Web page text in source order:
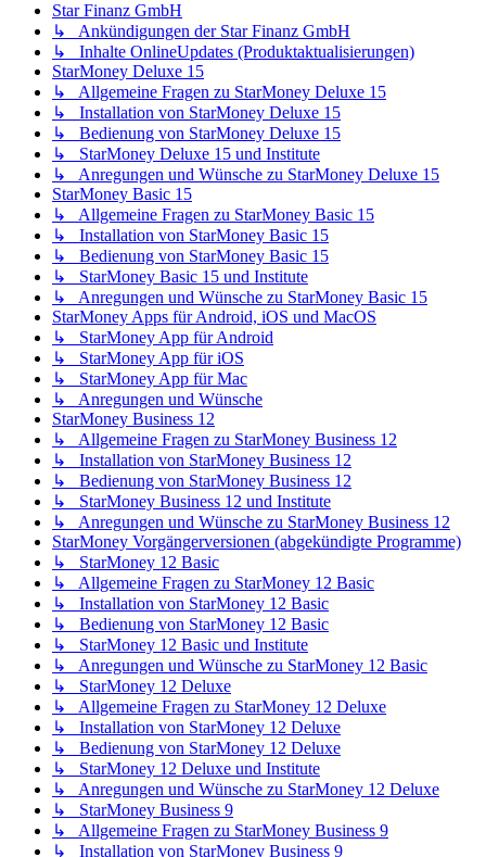
Star Finanz GmbH
↳ Ankündigungen der Star Finanz GmbH
↳ Inhalte OnlineUpdates (Produktaktualisierungen)
StarMoney Deluxe 15
↳ Allgemeine Fragen zu StarMoney Deluxe 15
↳ Installation von StarMoney Deluxe 15
↳ Bedienung von StarMoney Deluxe 15
↳ StarMoney Deluxe 15 und Institute
↳ Anregungen und Wünsche zu StarMoney Deluxe 15
StarMoney Basic 15
↳ Allgemeine Fragen zu StarMoney Basic 15
↳ Installation von StarMoney Basic 15
↳ Bedienung von StarMoney Basic 15
↳ StarMoney Basic 15 und Institute
↳ Anregungen und Wünsche zu StarMoney Basic 15
StarMoney Apps für Android, iOS und MacOS
↳ StarMoney App für Android
↳ StarMoney App für iOS
↳ StarMoney App für Mac
↳ Anregungen und Wünsche
StarMoney Business 12
↳ Allgemeine Fragen zu StarMoney Business 12
↳ Installation von StarMoney Business 12
↳ Bedienung von StarMoney Business 12
↳ StarMoney Business 12 und Institute
↳ Anregungen und Wünsche zu StarMoney Business 12
StarMoney Vorgängerversionen (abgekündigte Programme)
↳ StarMoney 12 Basic
↳ Allgemeine Fragen zu StarMoney 12 Basic
↳ Installation von StarMoney 12 Basic
↳ Bedienung von StarMoney 12 Basic
↳ StarMoney 12 Basic und Institute
↳ Anregungen und Wünsche zu StarMoney 12 Basic
↳ StarMoney 12 Deluxe
↳ Allgemeine Fragen zu StarMoney 12 Deluxe
↳ Installation von StarMoney 12 Deluxe
↳ Bedienung von StarMoney 12 Deluxe
↳ StarMoney 12 Deluxe und Institute
↳ Anregungen und Wünsche zu StarMoney 12 Deluxe
↳ StarMoney Business 9
↳ Allgemeine Fragen zu StarMoney Business 9
↳ Installation von StarMoney Business 9